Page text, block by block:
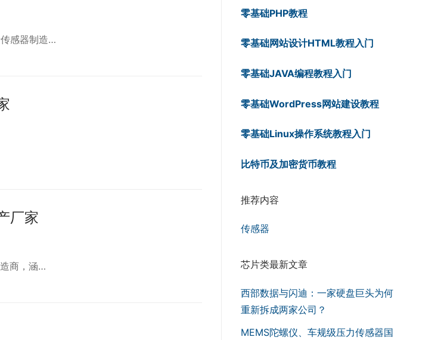
感器制造…
厂家
商，涵…
零基础PHP教程
零基础网站设计HTML教程入门
零基础JAVA编程教程入门
零基础WordPress网站建设教程
零基础Linux操作系统教程入门
比特币及加密货币教程
推荐内容
传感器
芯片类最新文章
西部数据与闪迪：一家硬盘巨头为何
重新拆成两家公司？
MEMS陀螺仪、车规级压力传感器国